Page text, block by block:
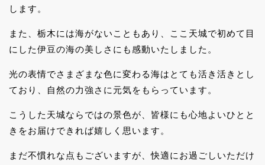
します。
また、栃木には海がないこともあり、ここ天城で初めて目
にした伊豆の海の美しさにも感動いたしました。
光の表情でさまざまな色に変わる海はとても活き活きとし
ており、自然の力強さに元気をもらっています。
こうした天城ならではの景色が、皆様にも心地よいひとと
きをお届けできれば嬉しく思います。
まだ不慣れな点もございますが、快適にお過ごしいただけ